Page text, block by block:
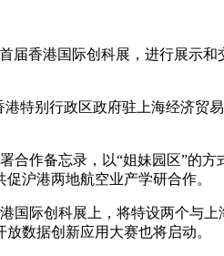
香港国际创科展，进行展示和
特别行政区政府驻上海经济贸
作备忘录，以“姐妹园区”的
沪港两地航空业产学研合作。
际创科展上，将特设两个与
数据创新应用大赛也将启动。